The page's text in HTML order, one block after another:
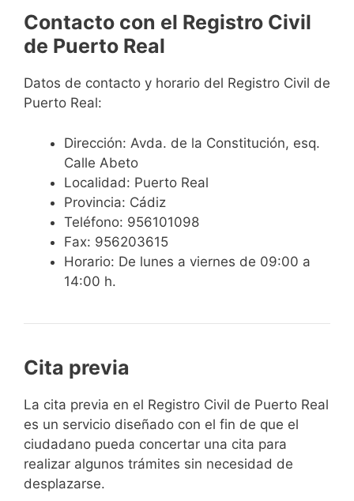
Contacto con el Registro Civil
de Puerto Real
Datos de contacto y horario del Registro Civil de
Puerto Real:
Dirección: Avda. de la Constitución, esq.
Calle Abeto
Localidad: Puerto Real
Provincia: Cádiz
Teléfono: 956101098
Fax: 956203615
Horario: De lunes a viernes de 09:00 a
14:00 h.
Cita previa
​​​​​​​​​​​​​​​​​​​​​​​​​​​​La cita previa en el Registro Civil de Puerto Real
es un servicio diseñado con el fin de que el
ciudadano pueda concertar una cita para
realizar algunos trámites sin necesidad de
desplazarse.​